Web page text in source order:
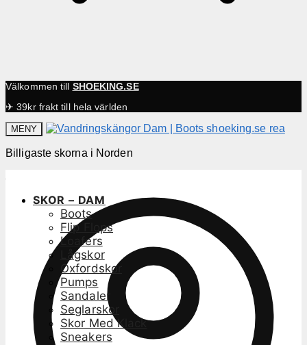
Välkommen till SHOEKING.SE
✈ 39kr frakt till hela världen
MENY
Billigaste skorna i Norden
SKOR – DAM
Boots
Flip Flops
Loafers
Lågskor
Oxfordskor
Pumps
Sandaler
Seglarskor
Skor Med Klack
Sneakers